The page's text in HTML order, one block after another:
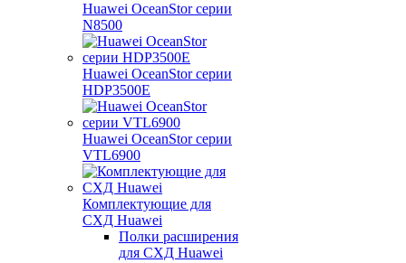
Huawei OceanStor серии
N8500
Huawei OceanStor серии
HDP3500E
Huawei OceanStor серии
VTL6900
Комплектующие для
СХД Huawei
Полки расширения
для СХД Huawei